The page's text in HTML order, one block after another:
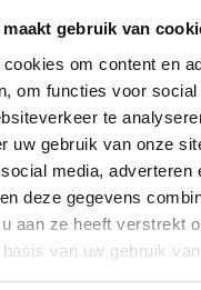
gebruik van
om content en
om functies voor
te
uw gebruik van onze
media, adverteren
deze gegevens
aan ze heeft verstrekt
van uw gebruik
samen groeien
samenwerking